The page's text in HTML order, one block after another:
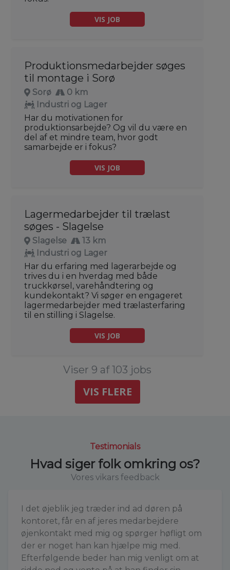
VIS JOB
Produktionsmedarbejder søges
til montage i Sorø
Sorø
0 km
Industri og Lager
Har du motivationen for
produktionsarbejde? Og vil du være en
del af et mindre team, hvor godt
samarbejde er i fokus?
VIS JOB
Lagermedarbejder til trælast
søges - Slagelse
Slagelse
13 km
Industri og Lager
Har du erfaring med lagerarbejde og
trives du i en hverdag med både
truckkørsel, varehåndtering og
kundekontakt? Vi søger en engageret
lagermedarbejder med trælasterfaring
til en stilling i Slagelse.
VIS JOB
Viser 9 af 103 jobs
VIS FLERE
Testimonials
Hvad siger folk omkring os?
Vores vikars feedback
I det øjeblik jeg træder ind ad døren på
kontoret, får en af jeres medarbejdere
øjenkontakt med mig og spørger høfligt om
der er noget han kan hjælpe mig med.
Efterfølgende beder han mig venligt om at